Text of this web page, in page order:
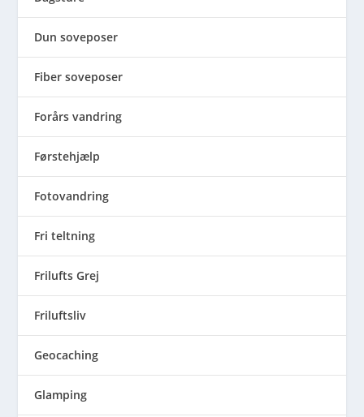
Dun soveposer
Fiber soveposer
Forårs vandring
Førstehjælp
Fotovandring
Fri teltning
Frilufts Grej
Friluftsliv
Geocaching
Glamping